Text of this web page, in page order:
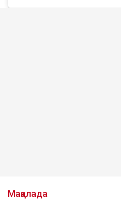
Мақалада